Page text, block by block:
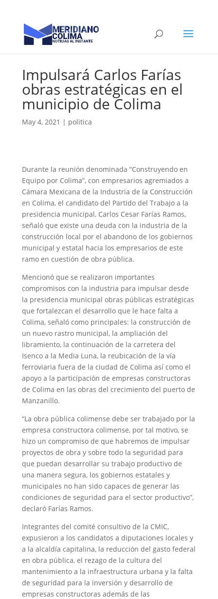
Impulsará Carlos Farías
obras estratégicas en el
municipio de Colima
May 4, 2021 | politica
Durante la reunión denominada “Construyendo en
Equipo por Colima”, con empresarios agremiados a
Cámara Mexicana de la Industria de la Construcción
en Colima, el candidato del Partido del Trabajo a la
presidencia municipal, Carlos Cesar Farías Ramos,
señaló que existe una deuda con la industria de la
construcción local por el abandono de los gobiernos
municipal y estatal hacia los empresarios de este
ramo en cuestión de obra pública.
Mencionó que se realizaron importantes
compromisos con la industria para impulsar desde
la presidencia municipal obras públicas estratégicas
que fortalezcan el desarrollo que le hace falta a
Colima, señaló como principales: la construcción de
un nuevo rastro municipal, la ampliación del
libramiento, la continuación de la carretera del
Isenco a la Media Luna, la reubicación de la vía
ferroviaria fuera de la ciudad de Colima así como el
apoyo a la participación de empresas constructoras
de Colima en las obras del crecimiento del puerto de
Manzanillo.
“La obra pública colimense debe ser trabajado por la
empresa constructora colimense, por tal motivo, se
hizo un compromiso de que habremos de impulsar
proyectos de obra y sobre todo la seguridad para
que puedan desarrollar su trabajo productivo de
una manera segura, los gobiernos estatales y
municipales no han sido capaces de generar las
condiciones de seguridad para el sector productivo”,
declaró Farías Ramos.
Integrantes del comité consultivo de la CMIC,
expusieron a los candidatos a diputaciones locales y
a la alcaldía capitalina, la reducción del gasto federal
en obra pública, el rezago de la cultura del
mantenimiento a la infraestructura urbana y la falta
de seguridad para la inversión y desarrollo de
empresas constructoras además de las